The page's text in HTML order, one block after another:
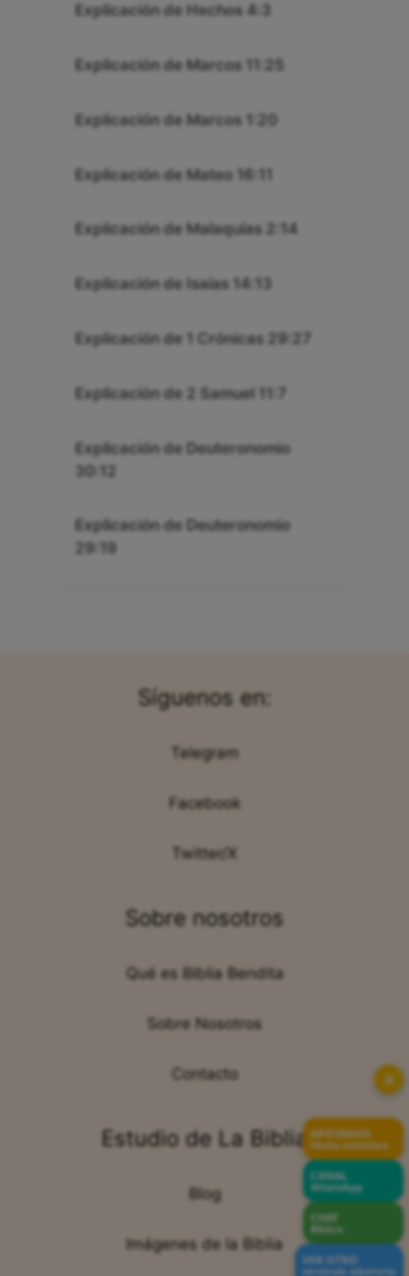
Explicación de Hechos 4:3
Explicación de Marcos 11:25
Explicación de Marcos 1:20
Explicación de Mateo 16:11
Explicación de Malaquías 2:14
Explicación de Isaías 14:13
Explicación de 1 Crónicas 29:27
Explicación de 2 Samuel 11:7
Explicación de Deuteronomio
30:12
Explicación de Deuteronomio
29:19
Síguenos en:
Telegram
Facebook
Twitter/X
Sobre nosotros
Qué es Biblia Bendita
Sobre Nosotros
Contacto
Estudio de La Biblia
Blog
Imágenes de la Biblia
✕
APÓYANOS
Hazte miembro
CANAL
WhatsApp
CHAT
Bíblico
VER OTRO
versículo aleatorio